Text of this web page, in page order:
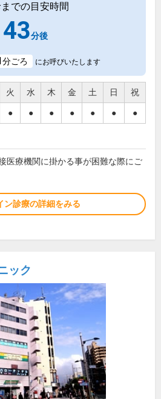
での目安時間
43分後
分ごろ にお呼びいたします
火 水 木 金 土 日 祝
● ● ● ● ● ● ●
医療機関に掛かる事が困難な際にご
ン診療の詳細をみる
ック